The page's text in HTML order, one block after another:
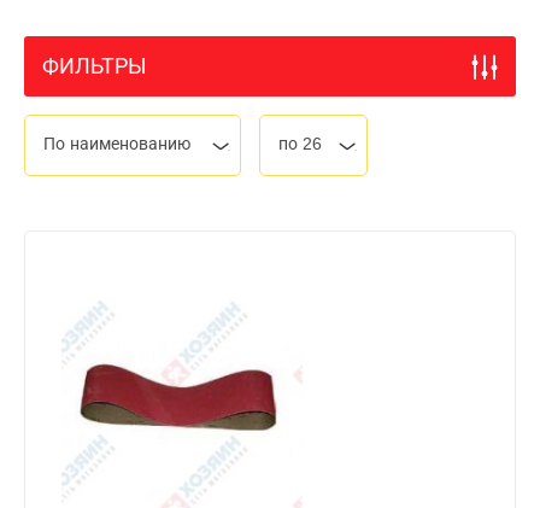
ФИЛЬТРЫ
По наименованию по 26